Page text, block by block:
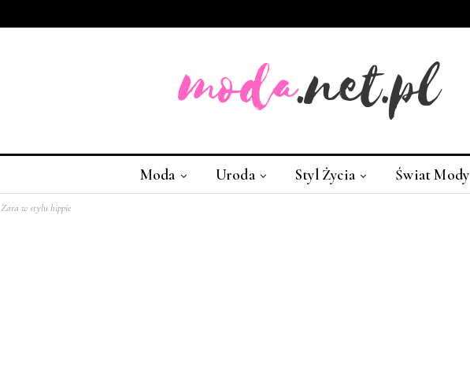
Moda Uroda Styl Życia Świat Mody
Zara w stylu hippie